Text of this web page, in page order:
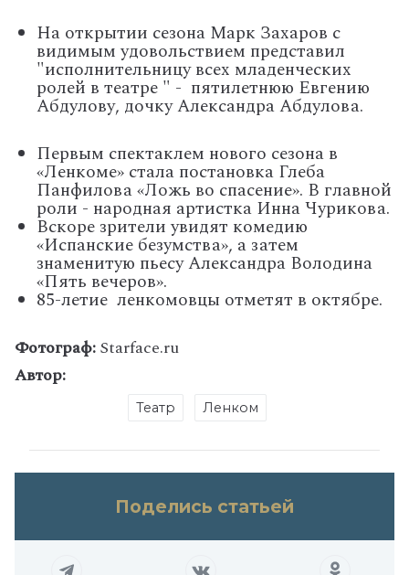
На открытии сезона Марк Захаров с
видимым удовольствием представил
"исполнительницу всех младенческих
ролей в театре " - пятилетнюю Евгению
Абдулову, дочку Александра Абдулова.
Первым спектаклем нового сезона в
«Ленкоме» стала постановка Глеба
Панфилова «Ложь во спасение». В главной
роли - народная артистка Инна Чурикова.
Вскоре зрители увидят комедию
«Испанские безумства», а затем
знаменитую пьесу Александра Володина
«Пять вечеров».
85-летие ленкомовцы отметят в октябре.
Фотограф:Starface.ru
Автор:
Театр Ленком
Поделись статьей